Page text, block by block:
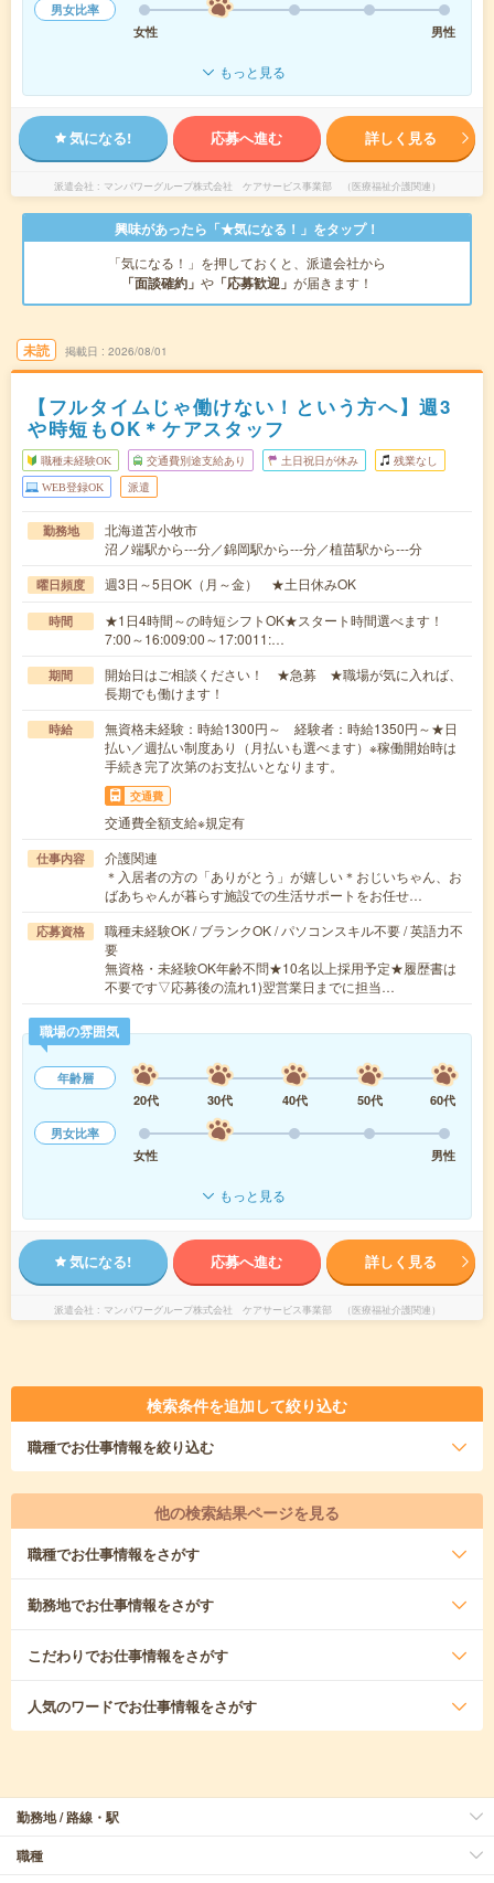
男女比率
女性
男性
もっと見る
気になる! 応募へ進む 詳しく見る
派遣会社 マンパワーグループ株式会社 ケアサービス事業部 （医療福祉介護関連）
興味があったら「★気になる！」をタップ！
「気になる！」を押しておくと、派遣会社から
「面談確約」 や 「応募歓迎」 が届きます！
未読 掲載日 2026/08/01
【フルタイムじゃ働けない！という方へ】週3
や時短もOK＊ケアスタッフ
職種未経験OK 交通費別途支給あり 土日祝日が休み 残業なし
WEB登録OK 派遣
勤務地
北海道苫小牧市
沼ノ端駅から---分／錦岡駅から---分／植苗駅から---分
曜日頻度 週3日～5日OK（月～金） ★土日休みOK
時間
★1日4時間～の時短シフトOK★スタート時間選べます！
7:00～16:009:00～17:0011:…
期間
開始日はご相談ください！ ★急募 ★職場が気に入れば、
長期でも働けます！
時給
無資格未経験：時給1300円～ 経験者：時給1350円～★日
払い／週払い制度あり（月払いも選べます）※稼働開始時は
手続き完了次第のお支払いとなります。
交通費
交通費全額支給※規定有
仕事内容
介護関連
＊入居者の方の「ありがとう」が嬉しい＊おじいちゃん、お
ばあちゃんが暮らす施設での生活サポートをお任せ…
応募資格
職種未経験OK / ブランクOK / パソコンスキル不要 / 英語力不
要
無資格・未経験OK年齢不問★10名以上採用予定★履歴書は
不要です▽応募後の流れ1)翌営業日までに担当…
職場の雰囲気
年齢層
20代
30代 40代 50代
60代
男女比率
女性
男性
もっと見る
気になる! 応募へ進む 詳しく見る
派遣会社 マンパワーグループ株式会社 ケアサービス事業部 （医療福祉介護関連）
検索条件を追加して絞り込む
職種でお仕事情報を絞り込む
他の検索結果ページを見る
職種でお仕事情報をさがす
勤務地でお仕事情報をさがす
こだわりでお仕事情報をさがす
人気のワードでお仕事情報をさがす
勤務地 / 路線・駅
職種